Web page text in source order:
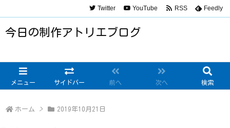
今日の制作アトリエブログ
メニュー サイドバー 前へ 次へ 検索
Twitter YouTube RSS Feedly
ホーム > 2019年10月21日